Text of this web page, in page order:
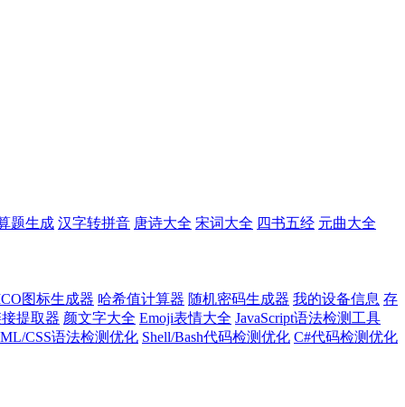
题生成 汉字转拼音 唐诗大全 宋词大全 四书五经 元曲大全
图标生成器 哈希值计算器 随机密码生成器 我的设备信息 存
提取器 颜文字大全 Emoji表情大全 JavaScript语法检测工具
CSS语法检测优化 Shell/Bash代码检测优化 C#代码检测优化